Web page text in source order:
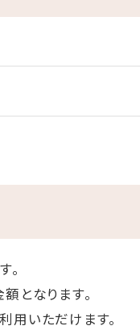
となります。
いただけます。